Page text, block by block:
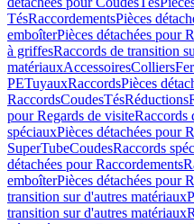
TésRaccordementsPièces
emboîterPièces détachées pour
à griffesRaccords de transition
matériauxAccessoiresColliers
PETuyauxRaccordsPièces
RaccordsCoudesTésRéductions
pour Regards de visiteRaccords
spéciauxPièces détachées pour
SuperTubeCoudesRaccords
détachées pour Raccordements
emboîterPièces détachées pour
transition sur d'autres matériaux
transition sur d'autres matériaux